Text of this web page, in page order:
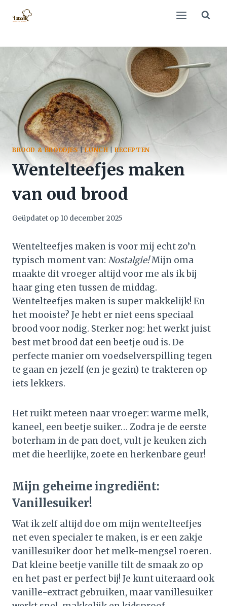
naar
BROOD & BROODJES|LUNCH|RECEPTEN
Wentelteefjes maken
van oud brood
Geüpdatet op 10 december 2025
Wentelteefjes maken is voor mij echt zo’n
typisch moment van: Nostalgie!Mijn oma
maakte dit vroeger altijd voor me als ik bij
haar ging eten tussen de middag.
Wentelteefjes maken is super makkelijk! En
het mooiste? Je hebt er niet eens speciaal
brood voor nodig. Sterker nog: het werkt juist
best met brood dat een beetje oud is. De
perfecte manier om voedselverspilling tegen
te gaan en jezelf (en je gezin) te trakteren op
iets lekkers.
Het ruikt meteen naar vroeger: warme melk,
kaneel, een beetje suiker… Zodra je de eerste
boterham in de pan doet, vult je keuken zich
met die heerlijke, zoete en herkenbare geur!
Mijn geheime ingrediënt:
Vanillesuiker!
Wat ik zelf altijd doe om mijn wentelteefjes
net even specialer te maken, is er een zakje
vanillesuiker door het melk-mengsel roeren.
Dat kleine beetje vanille tilt de smaak zo op
en het past er perfect bij! Je kunt uiteraard ook
vanille-extract gebruiken, maar vanillesuiker